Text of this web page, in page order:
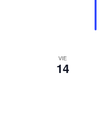
VIE
14